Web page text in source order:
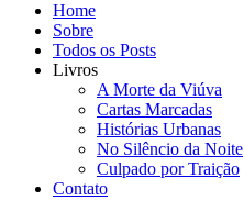
Home
Sobre
Todos os Posts
Livros
A Morte da Viúva
Cartas Marcadas
Histórias Urbanas
No Silêncio da Noite
Culpado por Traição
Contato